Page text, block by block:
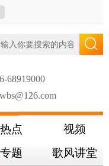
68919000
热点
视频
专题 歌风讲堂